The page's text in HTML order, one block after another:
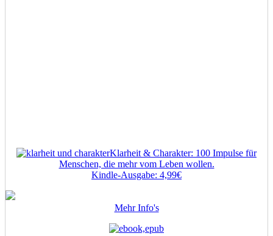
Klarheit & Charakter: 100 Impulse für
Menschen, die mehr vom Leben wollen.
Kindle-Ausgabe: 4,99€
Mehr Info's